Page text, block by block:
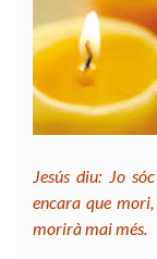
Jesús diu: Jo
encara que
morirà mai més.